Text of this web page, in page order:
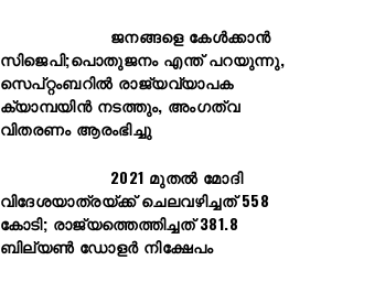
ജനങ്ങളെ കേൾക്കാൻ
സിജെപി;പൊതുജനം എന്ത് പറയുന്നു,
സെപ്റ്റംബറിൽ രാജ്യവ്യാപക
ക്യാമ്പയിൻ നടത്തും, അംഗത്വ
വിതരണം ആരംഭിച്ചു
2021 മുതൽ മോദി
വിദേശയാത്രയ്ക്ക് ചെലവഴിച്ചത് 558
കോടി; രാജ്യത്തെത്തിച്ചത് 381.8
ബില്യൺ ഡോളർ നിക്ഷേപം